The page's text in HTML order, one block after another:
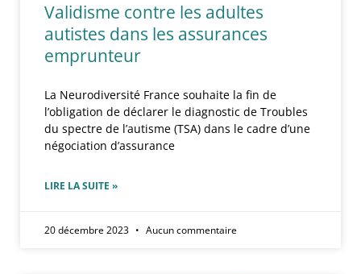
Validisme contre les adultes
autistes dans les assurances
emprunteur
La Neurodiversité France souhaite la fin de
l’obligation de déclarer le diagnostic de Troubles
du spectre de l’autisme (TSA) dans le cadre d’une
négociation d’assurance
LIRE LA SUITE »
20 décembre 2023 Aucun commentaire